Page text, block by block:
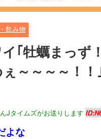
飲み物
｢牡蠣まっず
ぇ～～～～！！
Jタイムズがお送りします
よな